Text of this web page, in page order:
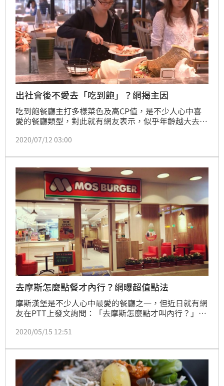
出社會後不愛去「吃到飽」？網揭主因
吃到飽餐廳主打多樣菜色及高CP值，是不少人心中喜
愛的餐廳類型，對此就有網友表示，似乎年齡越大去吃
始不喜歡吃吃到飽？」貼文一出立刻引發熱議，不少人
2020/07/12 03:00
去摩斯怎麼點餐才內行？網曝超值點法
摩斯漢堡是不少人心中最愛的餐廳之一，但近日就有網
友在PTT上發文詢問：「去摩斯怎麼點才叫內行？」而
2020/05/15 12:51